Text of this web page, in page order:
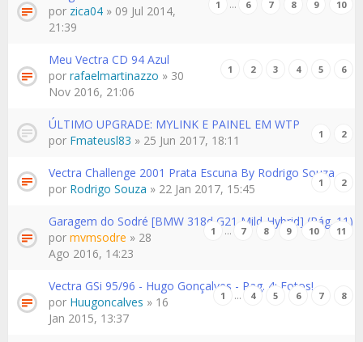
1 … 6 7 8 9 10
por zica04 » 09 Jul 2014,
21:39
Meu Vectra CD 94 Azul
1 2 3 4 5 6
por rafaelmartinazzo » 30
Nov 2016, 21:06
ÚLTIMO UPGRADE: MYLINK E PAINEL EM WTP
1 2
por Fmateusl83 » 25 Jun 2017, 18:11
Vectra Challenge 2001 Prata Escuna By Rodrigo Souza
1 2
por Rodrigo Souza » 22 Jan 2017, 15:45
Garagem do Sodré [BMW 318d G21 Mild-Hybrid] (Pág. 11)
1 … 7 8 9 10 11
por mvmsodre » 28
Ago 2016, 14:23
Vectra GSi 95/96 - Hugo Gonçalves - Pag. 4: Fotos!
1 … 4 5 6 7 8
por Huugoncalves » 16
Jan 2015, 13:37